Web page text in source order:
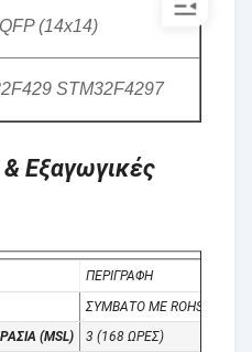
(14x14)
STM32F4297
Εξαγωγικές
ΠΕΡΙΓΡΑΦΗ
ΣΥΜΒΑΤΌ ΜΕ ROHS3
(MSL)
3 (168 ΏΡΕΣ)